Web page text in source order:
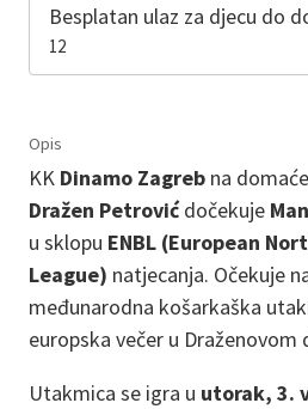
Besplatan ulaz za djecu do
12
Opis
KK Dinamo Zagreb na
Dražen Petrovićdočekuje
u sklopu ENBL (European
League) natjecanja. Očekuje
međunarodna košarkaška
europska večer u Draženovom
Utakmica se igra u utorak, 3.